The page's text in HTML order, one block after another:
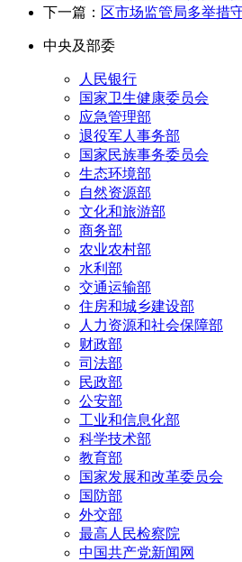
下一篇： 区市场监管局多举措
中央及部委
人民银行
国家卫生健康委员会
应急管理部
退役军人事务部
国家民族事务委员会
生态环境部
自然资源部
文化和旅游部
商务部
农业农村部
水利部
交通运输部
住房和城乡建设部
人力资源和社会保障部
财政部
司法部
民政部
公安部
工业和信息化部
科学技术部
教育部
国家发展和改革委员会
国防部
外交部
最高人民检察院
中国共产党新闻网